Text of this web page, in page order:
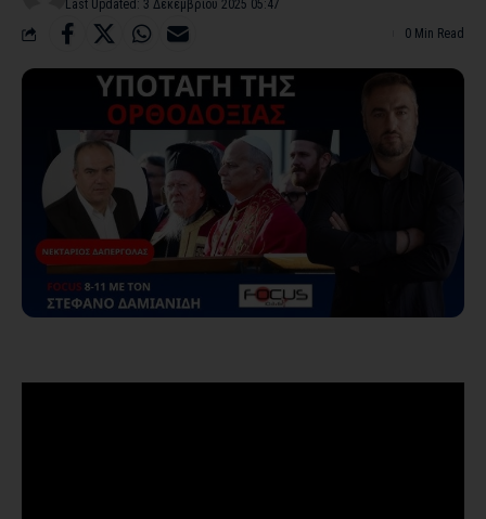
Last Updated: 3 Δεκεμβρίου 2025 05:47
0 Min Read